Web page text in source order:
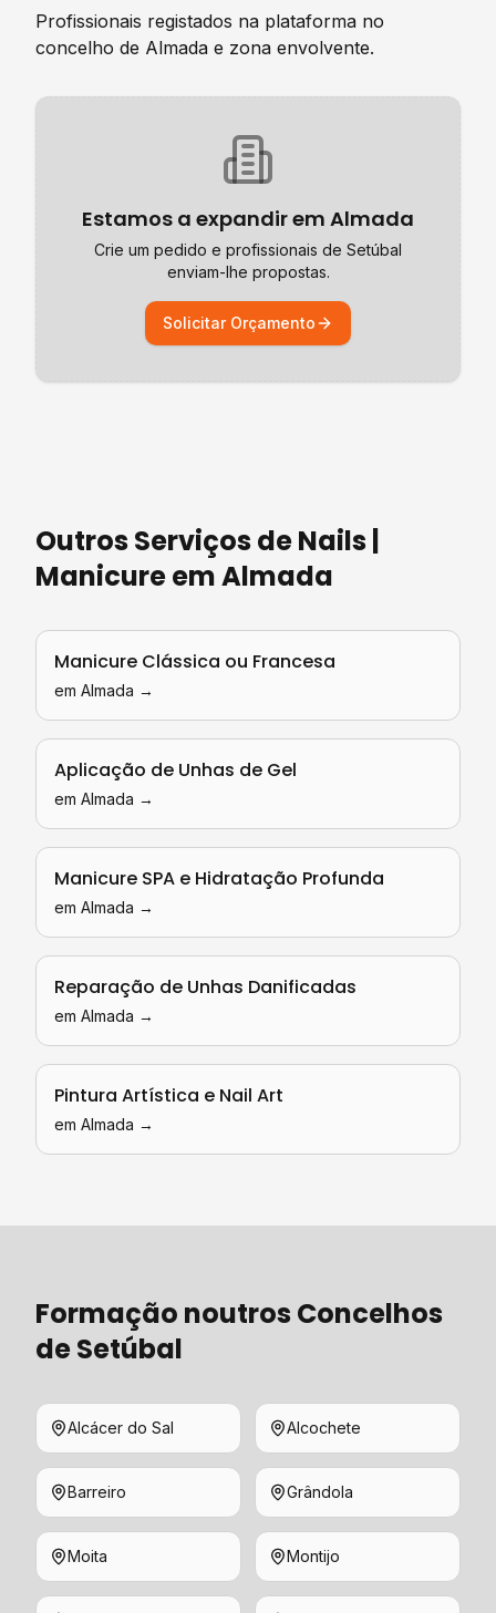
Profissionais registados na plataforma no
concelho de Almada e zona envolvente.
Estamos a expandir em Almada
Crie um pedido e profissionais de Setúbal
enviam-lhe propostas.
Solicitar Orçamento
Outros Serviços deNails |
ManicureemAlmada
Manicure Clássica ou Francesa
em Almada →
Aplicação de Unhas de Gel
em Almada →
Manicure SPA e Hidratação Profunda
em Almada →
Reparação de Unhas Danificadas
em Almada →
Pintura Artística e Nail Art
em Almada →
Formação noutros Concelhos
deSetúbal
Alcácer do Sal Alcochete
Barreiro Grândola
Moita Montijo